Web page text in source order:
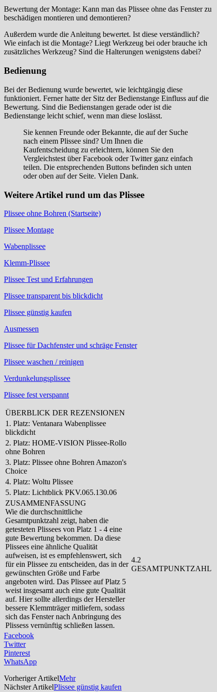
Bewertung der Montage: Kann man das Plissee ohne das Fenster zu
beschädigen montieren und demontieren?
Außerdem wurde die Anleitung bewertet. Ist diese verständlich?
Wie einfach ist die Montage? Liegt Werkzeug bei oder brauche ich
zusätzliches Werkzeug? Sind die Halterungen wenigstens dabei?
Bedienung
Bei der Bedienung wurde bewertet, wie leichtgängig diese
funktioniert. Ferner hatte der Sitz der Bedienstange Einfluss auf die
Bewertung. Sind die Bedienstangen gerade oder ist die
Bedienstange leicht schief, wenn man diese loslässt.
Sie kennen Freunde oder Bekannte, die auf der Suche
nach einem Plissee sind? Um Ihnen die
Kaufentscheidung zu erleichtern, können Sie den
Vergleichstest über Facebook oder Twitter ganz einfach
teilen. Die entsprechenden Buttons befinden sich unten
oder oben auf der Seite. Vielen Dank.
Weitere Artikel rund um das Plissee
Plissee ohne Bohren (Startseite)
Plissee Montage
Wabenplissee
Klemm-Plissee
Plissee Test und Erfahrungen
Plissee transparent bis blickdicht
Plissee günstig kaufen
Ausmessen
Plissee für Dachfenster und schräge Fenster
Plissee waschen / reinigen
Verdunkelungsplissee
Plissee fest verspannt
ÜBERBLICK DER REZENSIONEN
1. Platz: Ventanara Wabenplissee
blickdicht
2. Platz: HOME-VISION Plissee-Rollo
ohne Bohren
3. Platz: Plissee ohne Bohren Amazon's
Choice
4. Platz: Woltu Plissee
5. Platz: Lichtblick PKV.065.130.06
ZUSAMMENFASSUNG
Wie die durchschnittliche
Gesamtpunktzahl zeigt, haben die
getesteten Plissees von Platz 1 - 4 eine
gute Bewertung bekommen. Da diese
Plissees eine ähnliche Qualität
aufweisen, ist es empfehlenswert, sich
für ein Plissee zu entscheiden, das in der
gewünschten Größe und Farbe
angeboten wird. Das Plissee auf Platz 5
weist insgesamt auch eine gute Qualität
auf. Hier sollte allerdings der Hersteller
bessere Klemmträger mitliefern, sodass
sich das Fenster nach Anbringung des
Plissess vernünftig schließen lassen.
4.2
GESAMTPUNKTZAHL
Facebook
Twitter
Pinterest
WhatsApp
Vorheriger ArtikelMehr
Nächster ArtikelPlissee günstig kaufen